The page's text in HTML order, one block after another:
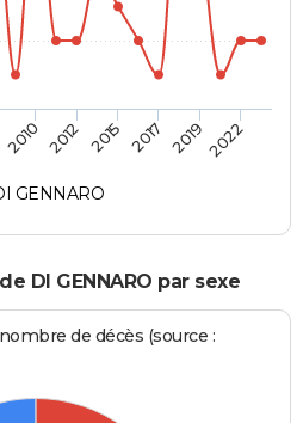
GENNARO
2010 2012 2015 2017 20192022
DI GENNARO par sexe
de décès (source :